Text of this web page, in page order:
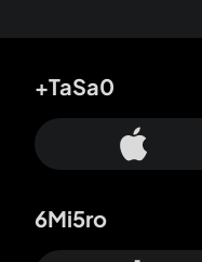
+TaSa0
6Mi5ro